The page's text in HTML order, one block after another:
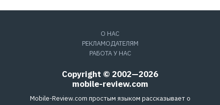
О НАС
РЕКЛАМОДАТЕЛЯМ
РАБОТА У НАС
Copyright © 2002—2026
mobile-review.com
Mobile-Review.com простым языком рассказывает о